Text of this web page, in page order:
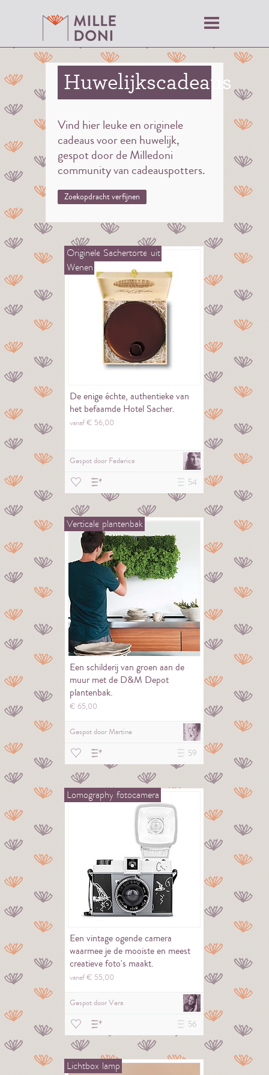
Huwelijkscadeaus
Vind hier leuke en originele
cadeaus voor een huwelijk,
gespot door de Milledoni
community van cadeauspotters.
Zoekopdracht verfijnen
Originele Sachertorte uit
Wenen
De enige échte, authentieke van
het befaamde Hotel Sacher.
vanaf € 56,00
Gespot door Federica
54
Verticale plantenbak
Een schilderij van groen aan de
muur met de D&M Depot
plantenbak.
€ 65,00
Gespot doorMartine
59
Lomography fotocamera
Een vintage ogende camera
waarmee je de mooiste en meest
creatieve foto's maakt.
vanaf € 55,00
Gespot doorVera
56
Lichtbox lamp